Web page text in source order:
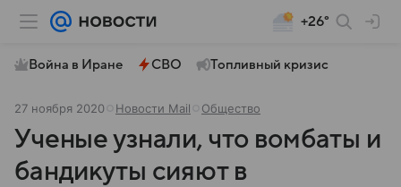
+26°
Война в Иране СВО Топливный кризис
27 ноября 2020 Новости Mail Общество
Ученые узнали, что вомбаты и
бандикуты сияют в